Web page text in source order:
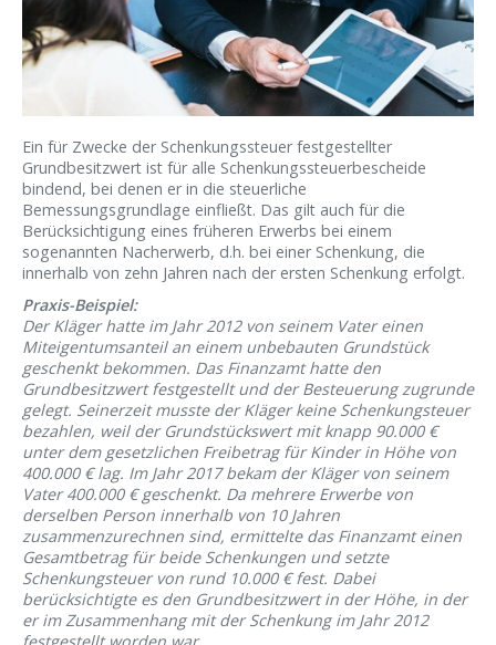
Ein für Zwecke der Schenkungssteuer festgestellter
Grundbesitzwert ist für alle Schenkungssteuerbescheide
bindend, bei denen er in die steuerliche
Bemessungsgrundlage einfließt. Das gilt auch für die
Berücksichtigung eines früheren Erwerbs bei einem
sogenannten Nacherwerb, d.h. bei einer Schenkung, die
innerhalb von zehn Jahren nach der ersten Schenkung erfolgt.
Praxis-Beispiel:
Der Kläger hatte im Jahr 2012 von seinem Vater einen
Miteigentumsanteil an einem unbebauten Grundstück
geschenkt bekommen. Das Finanzamt hatte den
Grundbesitzwert festgestellt und der Besteuerung zugrunde
gelegt. Seinerzeit musste der Kläger keine Schenkungsteuer
bezahlen, weil der Grundstückswert mit knapp 90.000 €
unter dem gesetzlichen Freibetrag für Kinder in Höhe von
400.000 € lag. Im Jahr 2017 bekam der Kläger von seinem
Vater 400.000 € geschenkt. Da mehrere Erwerbe von
derselben Person innerhalb von 10 Jahren
zusammenzurechnen sind, ermittelte das Finanzamt einen
Gesamtbetrag für beide Schenkungen und setzte
Schenkungsteuer von rund 10.000 € fest. Dabei
berücksichtigte es den Grundbesitzwert in der Höhe, in der
er im Zusammenhang mit der Schenkung im Jahr 2012